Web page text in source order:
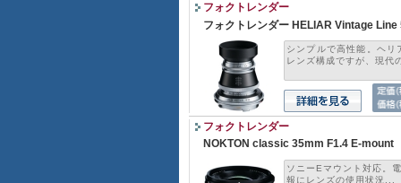
フォクトレンダー
フォクトレンダー HELIAR Vintage
シンプルで高性能。ヘ
レンズ構成ですが、現代
フォクトレンダー
NOKTON classic 35mm F1.4 E-mount
ソニーEマウント対応。
報にレンズの使用状況...